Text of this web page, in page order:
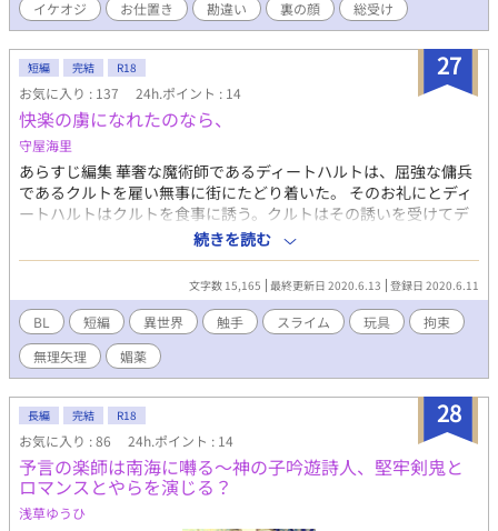
働きますがハッピーエンドです。
イケオジ
お仕置き 勘違い 裏の顔 総受け
27
短編 完結 R18
お気に入り : 137 24h.ポイント : 14
快楽の虜になれたのなら、
守屋海里
あらすじ編集 華奢な魔術師であるディートハルトは、屈強な傭兵
であるクルトを雇い無事に街にたどり着いた。 そのお礼にとディ
ートハルトはクルトを食事に誘う。クルトはその誘いを受けてデ
ィートハルトと宿屋で食事をすることにした。しかし、食べてい
る途中でクルトは眠ってしまい……。 華奢な魔術師×屈強な傭兵
主人公は攻めです。一人称で物語が進みます。 主人公が作った魔
道具でクルトを可愛がる話。あらすじとタグでイヤな予感がした
方はそっと閉じてください。 エロ練習作。色々書いてみたかっ
た。全編通してエロしかありません。 ※ムーンライトノベルズ様
にも投稿しています。
続きを読む
文字数 15,165 最終更新日 2020.6.13 登録日 2020.6.11
BL 短編 異世界 触手 スライム 玩具
拘束
無理矢理
媚薬
28
長編 完結 R18
お気に入り : 86 24h.ポイント : 14
予言の楽師は南海に囀る〜神の子吟遊詩人、堅牢剣鬼と
ロマンスとやらを演じる？
浅草ゆうひ